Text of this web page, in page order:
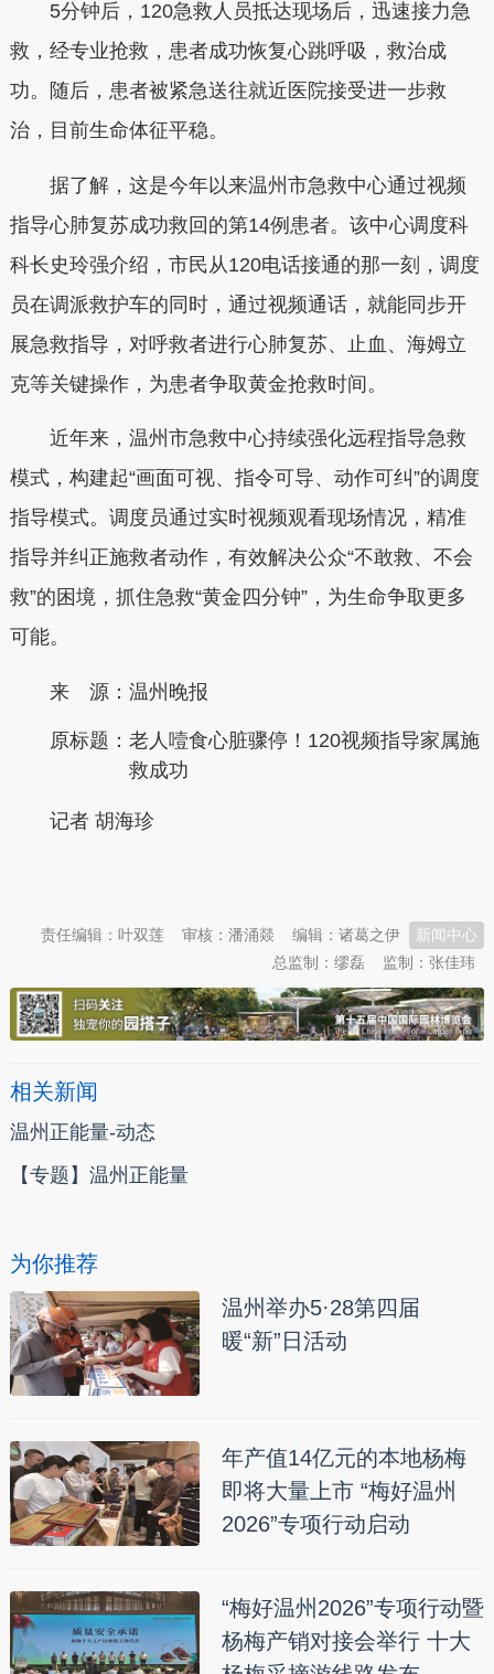
5分钟后，120急救人员抵达现场后，迅速接力急
救，经专业抢救，患者成功恢复心跳呼吸，救治成
功。随后，患者被紧急送往就近医院接受进一步救
治，目前生命体征平稳。
据了解，这是今年以来温州市急救中心通过视频
指导心肺复苏成功救回的第14例患者。该中心调度科
科长史玲强介绍，市民从120电话接通的那一刻，调度
员在调派救护车的同时，通过视频通话，就能同步开
展急救指导，对呼救者进行心肺复苏、止血、海姆立
克等关键操作，为患者争取黄金抢救时间。
近年来，温州市急救中心持续强化远程指导急救
模式，构建起“画面可视、指令可导、动作可纠”的调度
指导模式。调度员通过实时视频观看现场情况，精准
指导并纠正施救者动作，有效解决公众“不敢救、不会
救”的困境，抓住急救“黄金四分钟”，为生命争取更多
可能。
来 源：温州晚报
原标题： 老人噎食心脏骤停！120视频指导家属施
救成功
记者 胡海珍
新闻中心
编辑：诸葛之伊
审核：潘涌燚
责任编辑：叶双莲
监制：张佳玮
总监制：缪磊
相关新闻
温州正能量-动态
【专题】温州正能量
为你推荐
温州举办5·28第四届
暖“新”日活动
年产值14亿元的本地杨梅
即将大量上市 “梅好温州
2026”专项行动启动
“梅好温州2026”专项行动暨
杨梅产销对接会举行 十大